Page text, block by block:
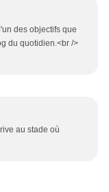
des objectifs que
du quotidien.<br />
au stade où